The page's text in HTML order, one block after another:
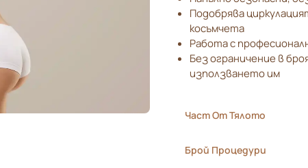
Подобрява
косъмчета
Работа с
Без ограничение в
използването им
Част От Тялото
Брой Процедури